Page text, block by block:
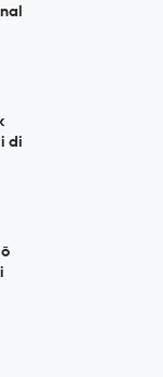
di